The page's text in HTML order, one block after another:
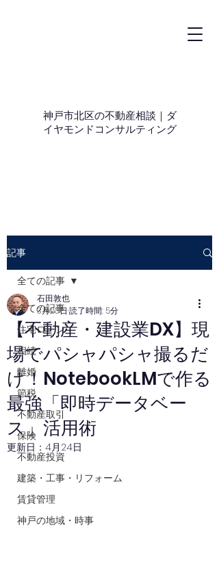
神戸市北区の不動産相談｜ダ
イヤモンドコンサルティング
記事
全ての記事
住宅ローン
相続
離婚
節税
不動産取引
保険
不動産投資
建築・工事・リフォーム
賃貸管理
神戸の地域・時事
全ての記事
【不動産・建設業DX】現
場でパシャパシャ撮るだ
け！NotebookLMで作る
最強「即時データベー
ス」活用術
石田敦也
3月23日 読了時間: 5分
更新日： 4月24日